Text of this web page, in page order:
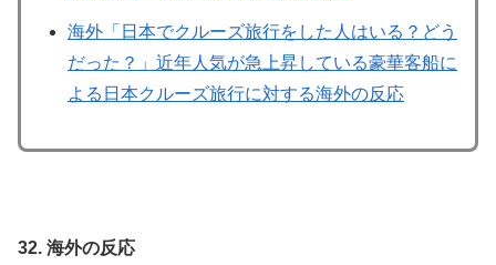
海外「日本でクルーズ旅行をした人はいる？どう
だった？」近年人気が急上昇している豪華客船に
よる日本クルーズ旅行に対する海外の反応
32. 海外の反応